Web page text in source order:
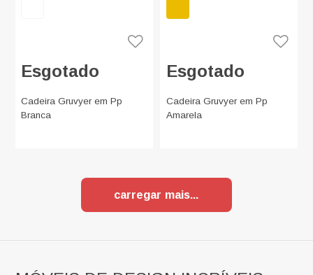
Esgotado
Cadeira Gruvyer em Pp
Branca
Esgotado
Cadeira Gruvyer em Pp
Amarela
carregar mais